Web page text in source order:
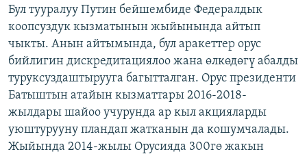
ЭЖЕ-СИҢДИЛЕР
АЗАТТЫК+
ЫҢГАЙСЫЗ СУРООЛОР
ОНЛАЙН ШЕРИНЕ
ЭЕ/АРнун бардык сайттары
Бул тууралуу Путин бейшембиде Федералдык
коопсуздук кызматынын жыйынында айтып
чыкты. Анын айтымында, бул аракеттер орус
бийлигин дискредитациялоо жана өлкөдөгү абалды
туруксуздаштырууга багытталган. Орус президенти
Батыштын атайын кызматтары 2016-2018-
жылдары шайоо учурунда ар кыл акцияларды
уюштурууну пландап жатканын да кошумчалады.
Жыйында 2014-жылы Орусияда 300гө жакын